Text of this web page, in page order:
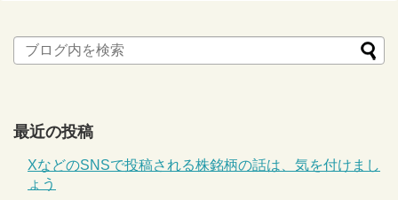
最近の投稿
XなどのSNSで投稿される株銘柄の話は、気を付けまし
ょう